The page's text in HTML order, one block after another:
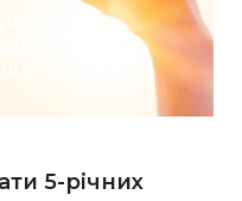
5-річних